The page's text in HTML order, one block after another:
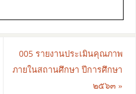
005 รายงานประเมินคุณภาพ
ภายในสถานศึกษา ปีการศึกษา
๒๕๖๓»